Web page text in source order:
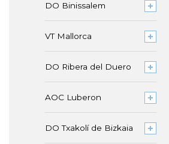
DO Binissalem
VT Mallorca
DO Ribera del Duero
AOC Luberon
DO Txakolí de Bizkaia